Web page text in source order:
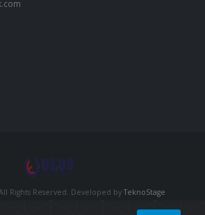
Rights Reserved. Developed by TeknoStage